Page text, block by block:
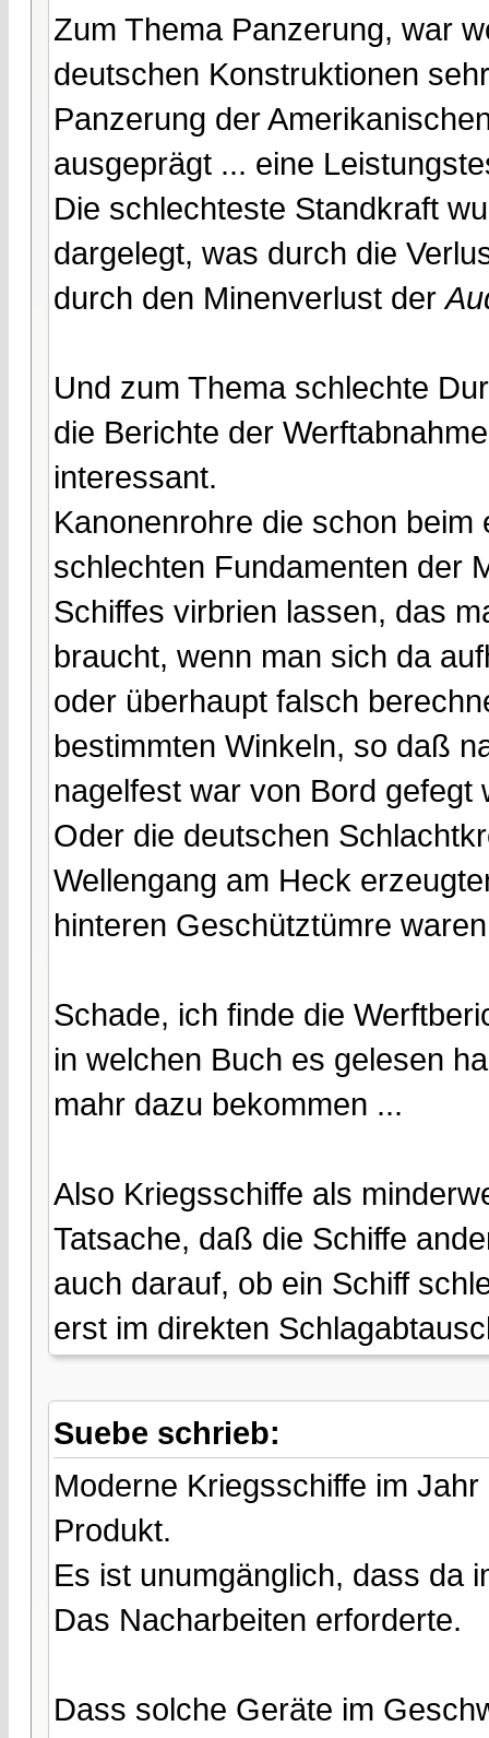
Zum Thema Panzerung, war
deutschen Konstruktionen
Panzerung der
ausgeprägt ... eine
Die schlechteste Standkraft
dargelegt, was durch die
durch den Minenverlust der
Und zum Thema schlechte
die Berichte der
interessant.
Kanonenrohre die schon
schlechten Fundamenten der
Schiffes virbrien lassen, das
braucht, wenn man sich da
oder überhaupt falsch
bestimmten Winkeln, so daß
nagelfest war von Bord gefegt
Oder die deutschen
Wellengang am Heck
hinteren Geschütztümre
Schade, ich finde die
in welchen Buch es gelesen
mahr dazu bekommen ...
Also Kriegsschiffe als
Tatsache, daß die Schiffe
auch darauf, ob ein Schiff
erst im direkten
Suebe schrieb:
Moderne Kriegsschiffe im
Produkt.
Es ist unumgänglich, dass da
Das Nacharbeiten erforderte.
Dass solche Geräte im